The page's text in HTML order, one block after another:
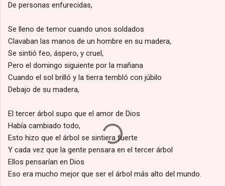
De personas enfurecidas,
Se lleno de temor cuando unos soldados
Clavaban las manos de un hombre en su madera,
Se sintió feo, áspero, y cruel,
Pero el domingo siguiente por la mañana
Cuando el sol brilló y la tierra tembló con júbilo
Debajo de su madera,
El tercer árbol supo que el amor de Dios
Había cambiado todo,
Esto hizo que el árbol se sintiera fuerte
Y cada vez que la gente pensara en el tercer árbol
Ellos pensarían en Dios
Eso era mucho mejor que ser el árbol más alto del mundo.